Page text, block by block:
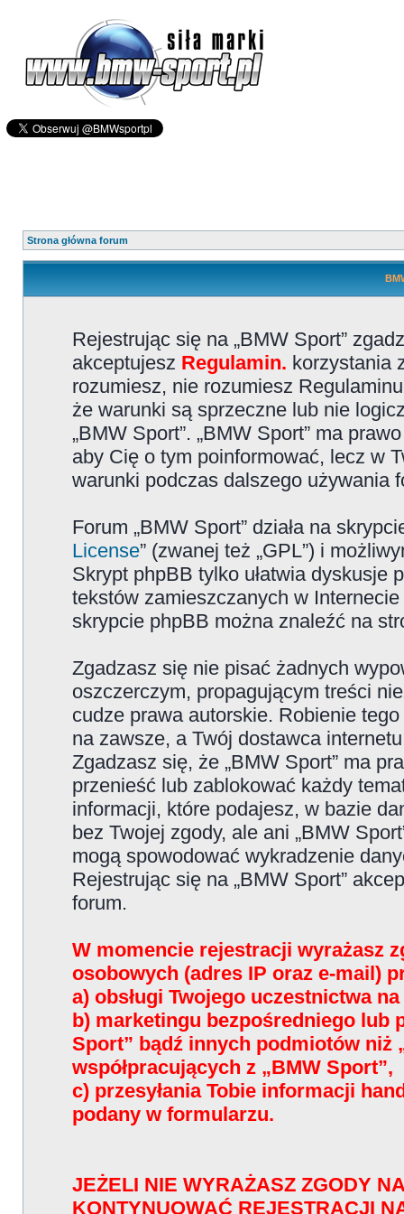
Strona główna forum
Rejestrując się na „BMW Sport”
akceptujesz Regulamin. korzystania
rozumiesz, nie rozumiesz
że warunki są sprzeczne lub nie
„BMW Sport”. „BMW Sport” ma
aby Cię o tym poinformować, lecz w
warunki podczas dalszego używania
Forum „BMW Sport” działa na
License” (zwanej też „GPL”) i
Skrypt phpBB tylko ułatwia dyskusje
tekstów zamieszczanych w
skrypcie phpBB można znaleźć na
Zgadzasz się nie pisać żadnych
oszczerczym, propagującym treści
cudze prawa autorskie. Robienie
na zawsze, a Twój dostawca
Zgadzasz się, że „BMW Sport” ma
przenieść lub zablokować każdy
informacji, które podajesz, w bazie
bez Twojej zgody, ale ani „BMW
mogą spowodować wykradzenie
Rejestrując się na „BMW Sport”
forum.
W momencie rejestracji wyrażasz
osobowych (adres IP oraz e-mail)
a) obsługi Twojego uczestnictwa
b) marketingu bezpośredniego lub
Sport” bądź innych podmiotów niż
współpracujących z „BMW Sport”,
c) przesyłania Tobie informacji
podany w formularzu.
JEŻELI NIE WYRAŻASZ ZGODY
KONTYNUOWAĆ REJESTRACJI